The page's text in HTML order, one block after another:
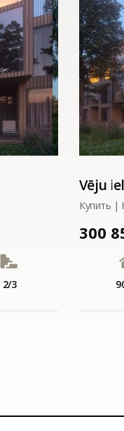
2/3
Vēju
Купить |
300